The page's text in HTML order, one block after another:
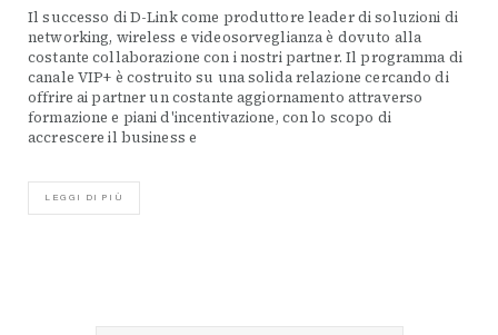
Il successo di D-Link come produttore leader di soluzioni di
networking, wireless e videosorveglianza è dovuto alla
costante collaborazione con i nostri partner. Il programma di
canale VIP+ è costruito su una solida relazione cercando di
offrire ai partner un costante aggiornamento attraverso
formazione e piani d'incentivazione, con lo scopo di
accrescere il business e
LEGGI DI PIÙ